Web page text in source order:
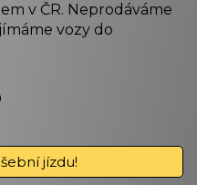
v ČR. Neprodáváme
vozy do
jízdu!